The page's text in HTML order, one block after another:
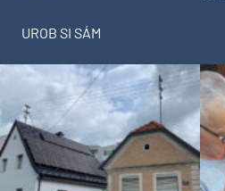
UROB SI SÁM